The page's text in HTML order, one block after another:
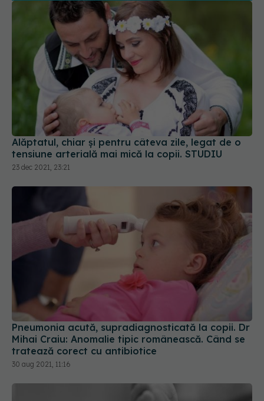
Alăptatul, chiar și pentru câteva zile, legat de o
tensiune arterială mai mică la copii. STUDIU
23 dec 2021, 23:21
Pneumonia acută, supradiagnosticată la copii. Dr
Mihai Craiu: Anomalie tipic românească. Când se
tratează corect cu antibiotice
30 aug 2021, 11:16